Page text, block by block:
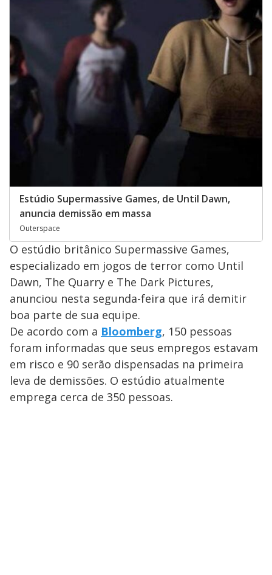
Estúdio Supermassive Games, de Until Dawn,
anuncia demissão em massa
Outerspace
O estúdio britânico Supermassive Games,
especializado em jogos de terror como Until
Dawn, The Quarry e The Dark Pictures,
anunciou nesta segunda-feira que irá demitir
boa parte de sua equipe.
De acordo com a Bloomberg, 150 pessoas
foram informadas que seus empregos estavam
em risco e 90 serão dispensadas na primeira
leva de demissões. O estúdio atualmente
emprega cerca de 350 pessoas.